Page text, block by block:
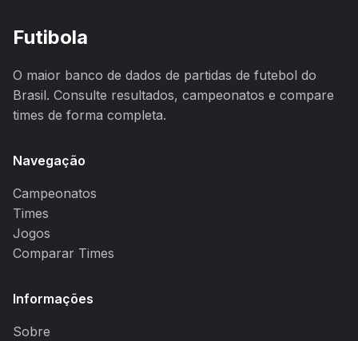
Futibola
O maior banco de dados de partidas de futebol do
Brasil. Consulte resultados, campeonatos e compare
times de forma completa.
Navegação
Campeonatos
Times
Jogos
Comparar Times
Informações
Sobre